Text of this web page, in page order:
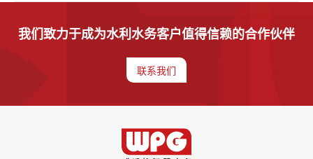
我们致力于成为水利水务客户值得信赖的合作伙伴
联系我们